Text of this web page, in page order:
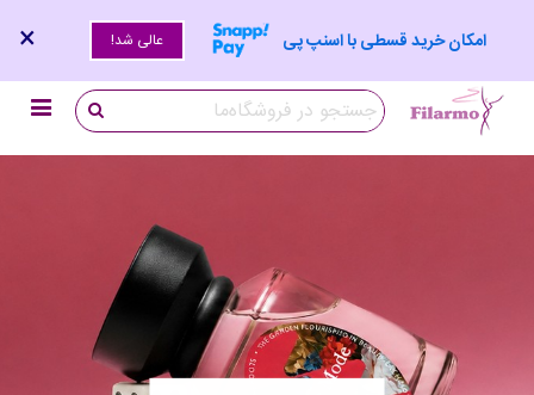
امکان خرید قسطی با اسنپ پی عالی شد! ×